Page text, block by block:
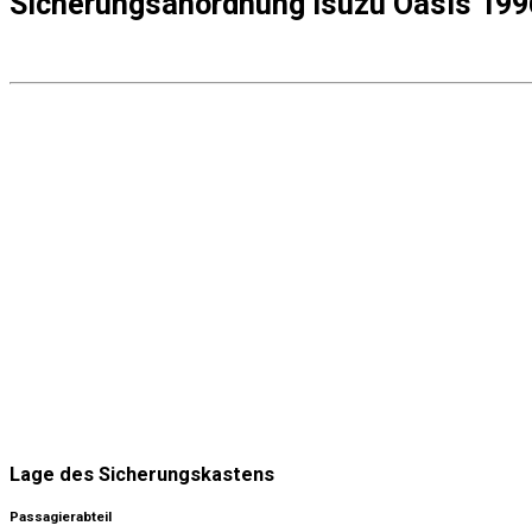
Lage des Sicherungskastens
Passagierabteil